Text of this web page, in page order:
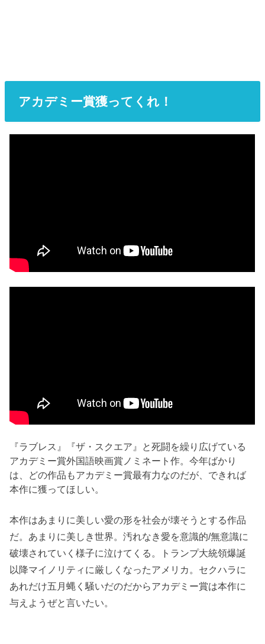
アカデミー賞獲ってくれ！
『ラブレス』『ザ・スクエア』と死闘を繰り広げている
アカデミー賞外国語映画賞ノミネート作。今年ばかり
は、どの作品もアカデミー賞最有力なのだが、できれば
本作に獲ってほしい。
本作はあまりに美しい愛の形を社会が壊そうとする作品
だ。あまりに美しき世界。汚れなき愛を意識的/無意識に
破壊されていく様子に泣けてくる。トランプ大統領爆誕
以降マイノリティに厳しくなったアメリカ。セクハラに
あれだけ五月蝿く騒いだのだからアカデミー賞は本作に
与えようぜと言いたい。